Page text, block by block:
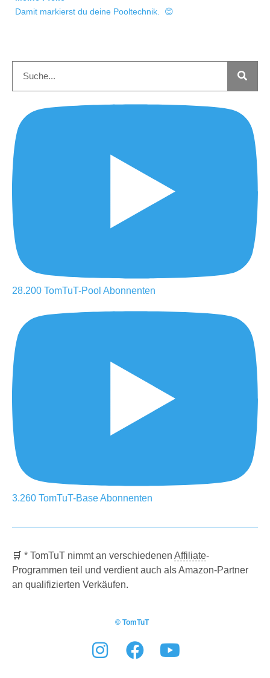
Damit markierst du deine Pooltechnik. 😊
28.200 TomTuT-Pool Abonnenten
3.260 TomTuT-BaseAbonnenten
🛒 * TomTuT nimmt an verschiedenen Affiliate-
Programmen teil und verdient auch als Amazon-Partner
an qualifizierten Verkäufen.
© TomTuT